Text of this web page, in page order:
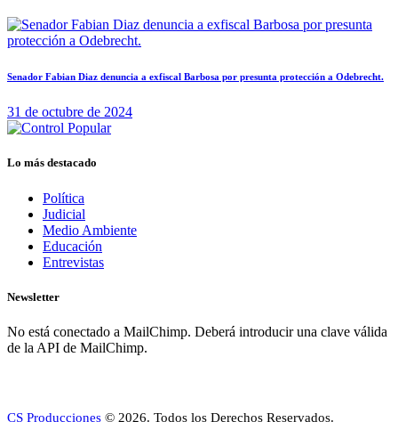
Senador Fabian Diaz denuncia a exfiscal Barbosa por presunta protección a Odebrecht.
31 de octubre de 2024
Lo más destacado
Política
Judicial
Medio Ambiente
Educación
Entrevistas
Newsletter
No está conectado a MailChimp. Deberá introducir una clave válida
de la API de MailChimp.
CS Producciones © 2026. Todos los Derechos Reservados.